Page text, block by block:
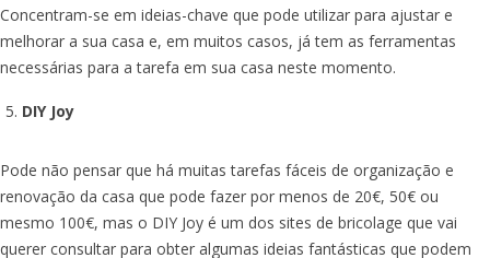
Concentram-se em ideias-chave que pode utilizar para ajustar e
melhorar a sua casa e, em muitos casos, já tem as ferramentas
necessárias para a tarefa em sua casa neste momento.
DIY Joy
Pode não pensar que há muitas tarefas fáceis de organização e
renovação da casa que pode fazer por menos de 20€, 50€ ou
mesmo 100€, mas o DIY Joy é um dos sites de bricolage que vai
querer consultar para obter algumas ideias fantásticas que podem